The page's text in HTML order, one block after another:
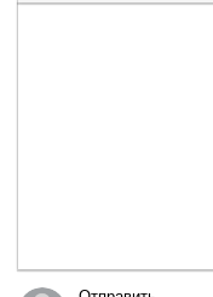
Вставка цитаты
Вставка